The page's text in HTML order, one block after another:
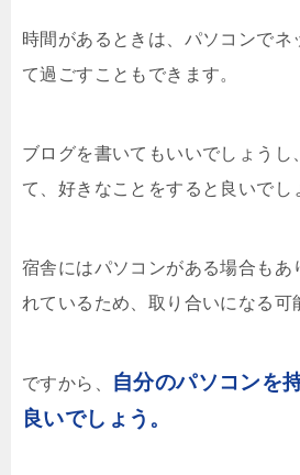
時間があるときは、パソコンでネ
て過ごすこともできます。
ブログを書いてもいいでしょうし
て、好きなことをすると良いでし
宿舎にはパソコンがある場合もあ
れているため、取り合いになる可
ですから、
自分のパソコンを
良いでしょう。